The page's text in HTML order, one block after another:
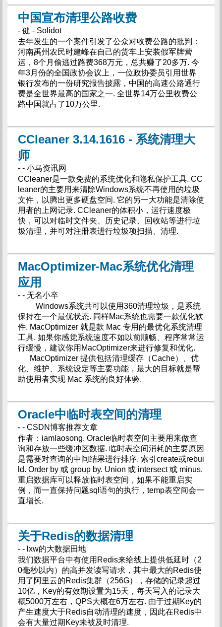
中国宣布清理公路收费
- 健 - Solidot
去年发生的一个案件引发了公众对收费公路的批判：
河南禹州农民时建峰在自己的货车上安装假军牌营
运，8个月偷逃过路费368万元，总共赚了20多万. 今
年3月份的全国政协会议上，一位政协委员引用世界
银行发布的一份研究报告披露，中国的高速公路通行
费是全世界最高的国家之一. 全世界14万公里收费公
路中国就占了10万公里.
CCleaner 3.14.1616 - 系统清理大
师
- - 小马资讯网
CCleaner是一款免费的系统优化和隐私保护工具. CC
leaner的主要用来清除Windows系统不再使用的垃圾
文件，以腾出更多硬盘空间. 它的另一大功能是清除使
用者的上网记录. CCleaner的体积小，运行速度极
快，可以对临时文件夹、历史记录、回收站等进行垃
圾清理，并可对注册表进行垃圾项扫描、清理.
MacOptimizer-Mac系统优化清理
应用
- - 无名小卒
Windows系统共可以使用360清理垃圾，是系统
保持在一个最优状态. 同样Mac系统也需要一款优化软
件. MacOptimizer 就是款 Mac 专用的最优化系统清理
工具. 如果你感觉系统速度不如以前顺畅、程序常常运
行缓慢，建议你用MacOptimizer来进行修复和优化.
MacOptimizer 提供包括清理缓存（Cache）、优
化、维护、系统设定等主要功能，最大的目标就是帮
助使用者实现 Mac 系统的良好体验.
Oracle中临时表空间的清理
- - CSDN博客推荐文章
作者：iamlaosong. Oracle临时表空间主要用来做查
询和存放一些缓冲区数据. 临时表空间消耗的主要原因
是需要对查询的中间结果进行排序. 索引create或rebui
ld. Order by 或 group by. Union 或 intersect 或 minus.
重启数据库可以释放临时表空间，如果不能重启实
例，而一直保持问题sql语句的执行，temp表空间会一
直增长.
关于Redis的数据清理
- - lxw的大数据田地
我们数据平台中有使用Redis来给线上提供低延时（2
0毫秒以内）的高并发读写请求，其中最大的Redis使
用了阿里云的Redis集群（256G），存储的记录超过
10亿，Key的有效期设置为15天，每天写入的记录大
概5000万左右，QPS大概在6万左右. 由于过期Key的
产生速度大于Redis自动清理的速度，因此在Redis中
会有大量过期Key未被及时清理.